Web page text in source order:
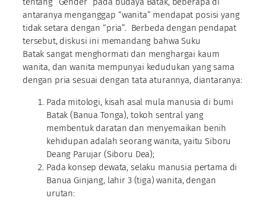
antaranya menganggap “wanita” mendapat posisi yang
tidak setara dengan “pria”. Berbeda dengan pendapat
tersebut, diskusi ini memandang bahwa Suku
Batak sangat menghormati dan menghargai kaum
wanita, dan wanita mempunyai kedudukan yang sama
dengan pria sesuai dengan tata aturannya, diantaranya:
Pada mitologi, kisah asal mula manusia di bumi
Batak (Banua Tonga), tokoh sentral yang
membentuk daratan dan menyemaikan benih
kehidupan adalah seorang wanita, yaitu Siboru
Deang Parujar (Siboru Dea);
Pada konsep dewata, selaku manusia pertama di
Banua Ginjang, lahir 3 (tiga) wanita, dengan
urutan: